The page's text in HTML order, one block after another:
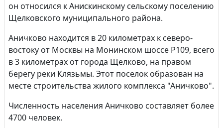
он относился к Анискинскому сельскому поселению
Щелковского муниципального района.
Аничково находится в 20 километрах к северо-
востоку от Москвы на Монинском шоссе Р109, всего
в 3 километрах от города Щелково, на правом
берегу реки Клязьмы. Этот поселок образован на
месте строительства жилого комплекса "Аничково".
Численность населения Аничково составляет более
4700 человек.